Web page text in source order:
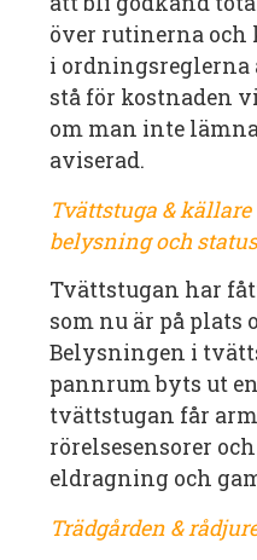
över rutinerna
i ordningsreglerna
stå för kostnaden
om man inte
aviserad.
Tvättstuga &
belysning och
Tvättstugan har
som nu är på plats
Belysningen i
pannrum byts ut
tvättstugan får
rörelsesensorer
eldragning och
Trädgården &